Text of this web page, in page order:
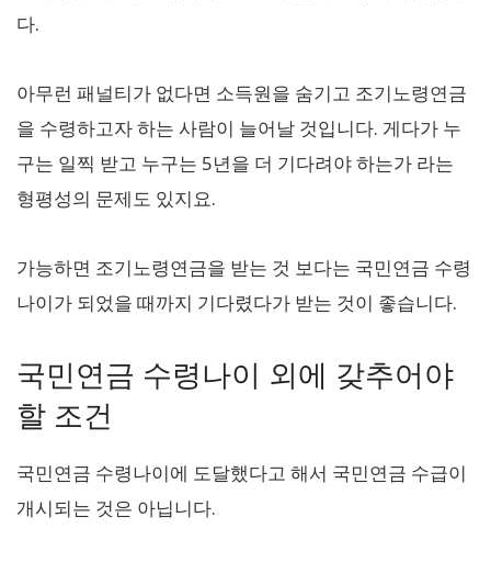
다.
아무런 패널티가 없다면 소득원을 숨기고 조기노령연금
을 수령하고자 하는 사람이 늘어날 것입니다. 게다가 누
구는 일찍 받고 누구는 5년을 더 기다려야 하는가 라는
형평성의 문제도 있지요.
가능하면 조기노령연금을 받는 것 보다는 국민연금 수령
나이가 되었을 때까지 기다렸다가 받는 것이 좋습니다.
국민연금 수령나이 외에 갖추어야
할 조건
국민연금 수령나이에 도달했다고 해서 국민연금 수급이
개시되는 것은 아닙니다.